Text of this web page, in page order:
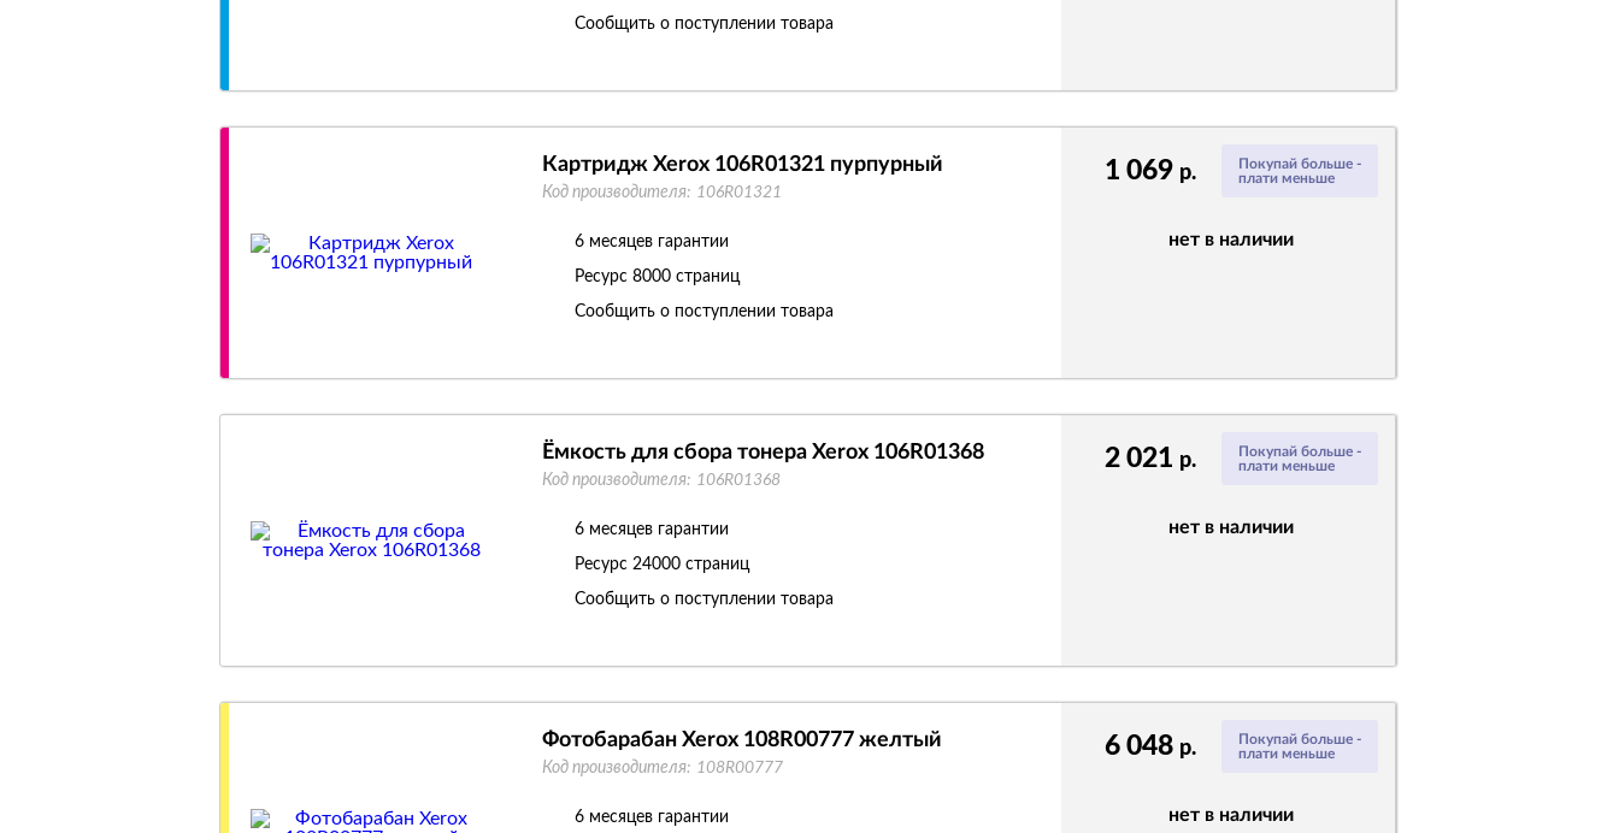
Сообщить о поступлении товара
Покупай больше -
плати меньше
1 069 р.
нет в наличии
Картридж Xerox 106R01321 пурпурный
Код производителя: 106R01321
6 месяцев гарантии
Ресурс 8000 страниц
Сообщить о поступлении товара
Покупай больше -
плати меньше
2 021 р.
нет в наличии
Ёмкость для сбора тонера Xerox 106R01368
Код производителя: 106R01368
6 месяцев гарантии
Ресурс 24000 страниц
Сообщить о поступлении товара
Покупай больше -
плати меньше
6 048 р.
нет в наличии
Фотобарабан Xerox 108R00777 желтый
Код производителя: 108R00777
6 месяцев гарантии